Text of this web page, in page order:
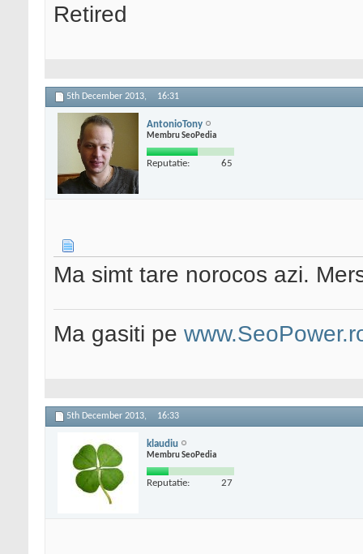
Retired
5th December 2013, 16:31
AntonioTony
Membru SeoPedia
Reputatie: 65
Ma simt tare norocos azi.
Ma gasiti pe
5th December 2013, 16:33
klaudiu
Membru SeoPedia
Reputatie: 27